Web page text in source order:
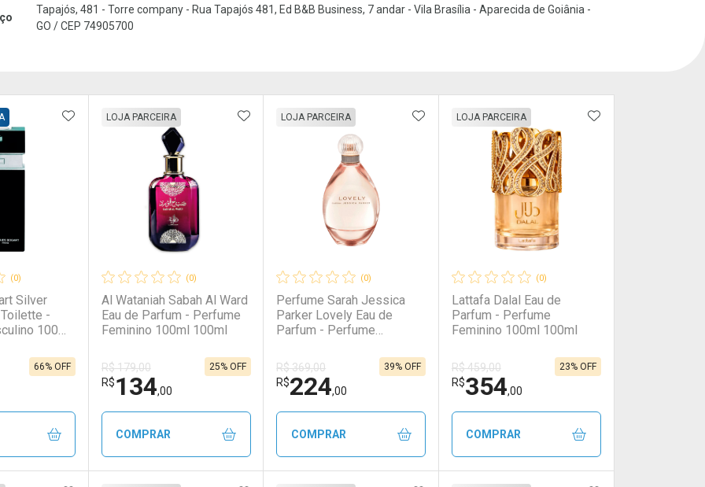
Tapajós, 481 - Torre company - Rua Tapajós 481, Ed B&B Business, 7 andar - Vila Brasília - Aparecida de Goiânia -
GO / CEP 74905700
(0)
Silver
-
100ml
66% OFF
ADICIONAR AOS FAVORITOS
(0)
Al Wataniah Sabah Al Ward
Eau de Parfum - Perfume
Feminino 100ml 100ml
LOJA PARCEIRA
R$ 179,00
R$134,00
25% OFF
ADICIONAR AOS FAVORITOS
COMPRAR
(0)
Perfume Sarah Jessica
Parker Lovely Eau de
Parfum - Perfume
LOJA PARCEIRA
R$ 369,00
R$224,00
39% OFF
ADICIONAR AOS FAVORITOS
COMPRAR
(0)
Lattafa Dalal Eau de
Parfum - Perfume
Feminino 100ml 100ml
LOJA PARCEIRA
R$ 459,00
R$354,00
23% OFF
ADICIONAR AOS
COMPRAR